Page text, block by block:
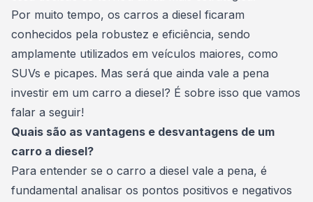
Por muito tempo, os carros a diesel ficaram
conhecidos pela robustez e eficiência, sendo
amplamente utilizados em veículos maiores, como
SUVs e picapes. Mas será que ainda vale a pena
investir em um carro a diesel? É sobre isso que vamos
falar a seguir!
Quais são as vantagens e desvantagens de um
carro a diesel?
Para entender se o carro a diesel vale a pena, é
fundamental analisar os pontos positivos e negativos